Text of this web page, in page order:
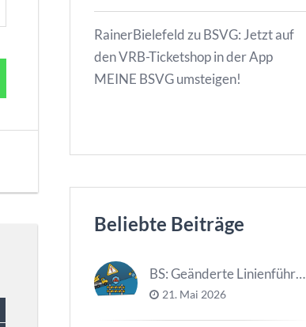
RainerBielefeld zuBSVG: Jetzt auf
den VRB-Ticketshop in der App
MEINE BSVG umsteigen!
Beliebte Beiträge
BS: Geänderte Linienführung Tag d. NDS
21. Mai 2026